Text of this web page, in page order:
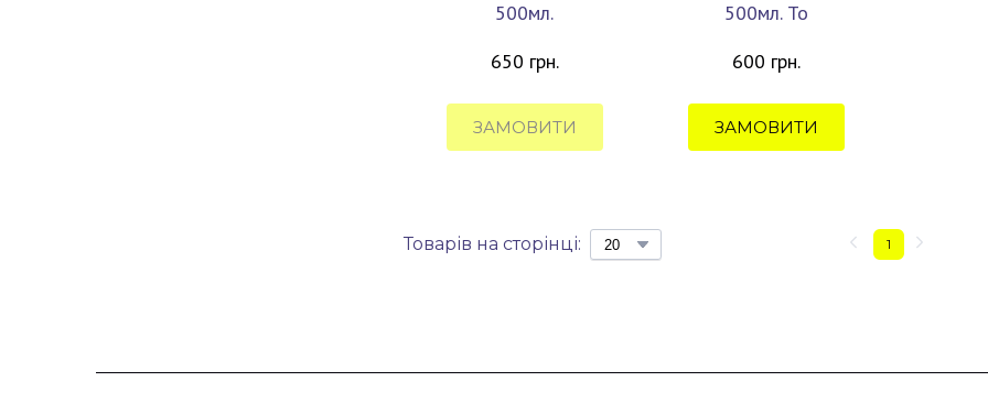
500мл.
650 грн.
ЗАМОВИТИ
500мл. То
600 грн.
ЗАМОВИТИ
Товарів на сторінці: 1